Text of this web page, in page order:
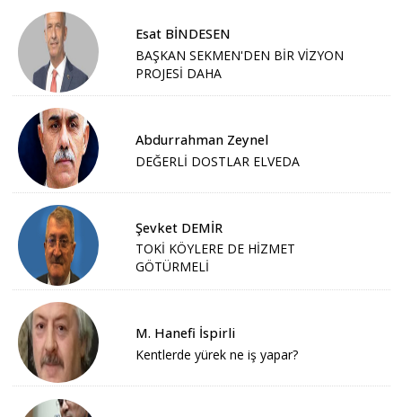
Esat BİNDESEN
BAŞKAN SEKMEN'DEN BİR VİZYON
PROJESİ DAHA
Abdurrahman Zeynel
DEĞERLİ DOSTLAR ELVEDA
Şevket DEMİR
TOKİ KÖYLERE DE HİZMET
GÖTÜRMELİ
M. Hanefi İspirli
Kentlerde yürek ne iş yapar?